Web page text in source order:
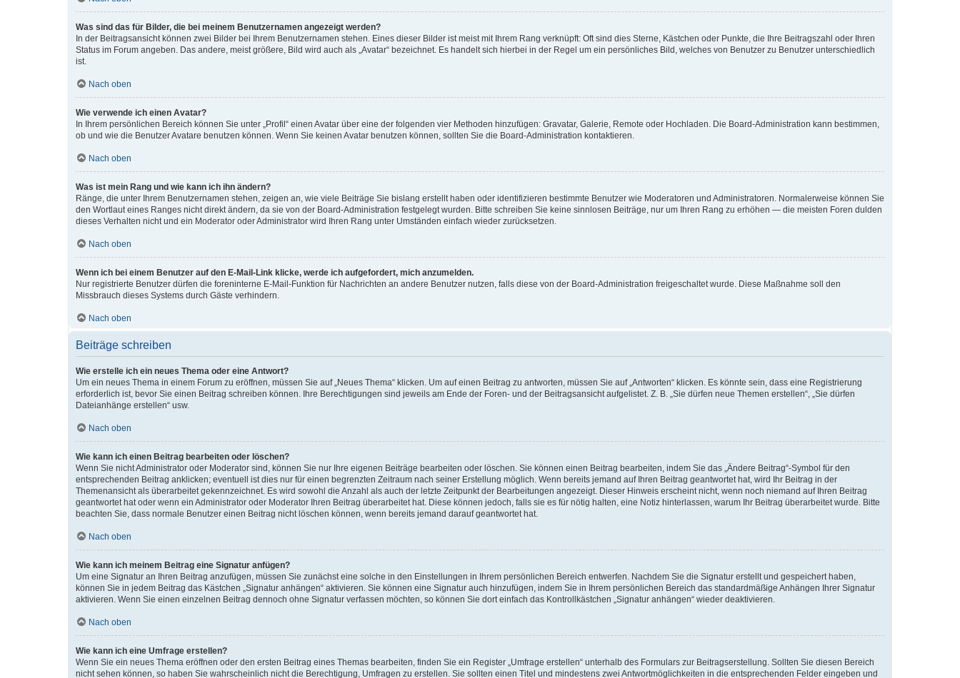
Was sind das für Bilder, die bei meinem Benutzernamen angezeigt werden?
In der Beitragsansicht können zwei Bilder bei Ihrem Benutzernamen stehen. Eines dieser Bilder ist meist mit Ihrem Rang verknüpft: Oft sind dies Sterne, Kästchen oder Punkte, die Ihre Beitragszahl oder Ihren
Status im Forum angeben. Das andere, meist größere, Bild wird auch als „Avatar“ bezeichnet. Es handelt sich hierbei in der Regel um ein persönliches Bild, welches von Benutzer zu Benutzer unterschiedlich
ist.
Nach oben
Wie verwende ich einen Avatar?
In Ihrem persönlichen Bereich können Sie unter „Profil“ einen Avatar über eine der folgenden vier Methoden hinzufügen: Gravatar, Galerie, Remote oder Hochladen. Die Board-Administration kann bestimmen,
ob und wie die Benutzer Avatare benutzen können. Wenn Sie keinen Avatar benutzen können, sollten Sie die Board-Administration kontaktieren.
Nach oben
Was ist mein Rang und wie kann ich ihn ändern?
Ränge, die unter Ihrem Benutzernamen stehen, zeigen an, wie viele Beiträge Sie bislang erstellt haben oder identifizieren bestimmte Benutzer wie Moderatoren und Administratoren. Normalerweise können Sie
den Wortlaut eines Ranges nicht direkt ändern, da sie von der Board-Administration festgelegt wurden. Bitte schreiben Sie keine sinnlosen Beiträge, nur um Ihren Rang zu erhöhen — die meisten Foren dulden
dieses Verhalten nicht und ein Moderator oder Administrator wird Ihren Rang unter Umständen einfach wieder zurücksetzen.
Nach oben
Wenn ich bei einem Benutzer auf den E-Mail-Link klicke, werde ich aufgefordert, mich anzumelden.
Nur registrierte Benutzer dürfen die foreninterne E-Mail-Funktion für Nachrichten an andere Benutzer nutzen, falls diese von der Board-Administration freigeschaltet wurde. Diese Maßnahme soll den
Missbrauch dieses Systems durch Gäste verhindern.
Nach oben
Beiträge schreiben
Wie erstelle ich ein neues Thema oder eine Antwort?
Um ein neues Thema in einem Forum zu eröffnen, müssen Sie auf „Neues Thema“ klicken. Um auf einen Beitrag zu antworten, müssen Sie auf „Antworten“ klicken. Es könnte sein, dass eine Registrierung
erforderlich ist, bevor Sie einen Beitrag schreiben können. Ihre Berechtigungen sind jeweils am Ende der Foren- und der Beitragsansicht aufgelistet. Z. B. „Sie dürfen neue Themen erstellen“, „Sie dürfen
Dateianhänge erstellen“ usw.
Nach oben
Wie kann ich einen Beitrag bearbeiten oder löschen?
Wenn Sie nicht Administrator oder Moderator sind, können Sie nur Ihre eigenen Beiträge bearbeiten oder löschen. Sie können einen Beitrag bearbeiten, indem Sie das „Ändere Beitrag“-Symbol für den
entsprechenden Beitrag anklicken; eventuell ist dies nur für einen begrenzten Zeitraum nach seiner Erstellung möglich. Wenn bereits jemand auf Ihren Beitrag geantwortet hat, wird Ihr Beitrag in der
Themenansicht als überarbeitet gekennzeichnet. Es wird sowohl die Anzahl als auch der letzte Zeitpunkt der Bearbeitungen angezeigt. Dieser Hinweis erscheint nicht, wenn noch niemand auf Ihren Beitrag
geantwortet hat oder wenn ein Administrator oder Moderator Ihren Beitrag überarbeitet hat. Diese können jedoch, falls sie es für nötig halten, eine Notiz hinterlassen, warum Ihr Beitrag überarbeitet wurde. Bitte
beachten Sie, dass normale Benutzer einen Beitrag nicht löschen können, wenn bereits jemand darauf geantwortet hat.
Nach oben
Wie kann ich meinem Beitrag eine Signatur anfügen?
Um eine Signatur an Ihren Beitrag anzufügen, müssen Sie zunächst eine solche in den Einstellungen in Ihrem persönlichen Bereich entwerfen. Nachdem Sie die Signatur erstellt und gespeichert haben,
können Sie in jedem Beitrag das Kästchen „Signatur anhängen“ aktivieren. Sie können eine Signatur auch hinzufügen, indem Sie in Ihrem persönlichen Bereich das standardmäßige Anhängen Ihrer Signatur
aktivieren. Wenn Sie einen einzelnen Beitrag dennoch ohne Signatur verfassen möchten, so können Sie dort einfach das Kontrollkästchen „Signatur anhängen“ wieder deaktivieren.
Nach oben
Wie kann ich eine Umfrage erstellen?
Wenn Sie ein neues Thema eröffnen oder den ersten Beitrag eines Themas bearbeiten, finden Sie ein Register „Umfrage erstellen“ unterhalb des Formulars zur Beitragserstellung. Sollten Sie diesen Bereich
nicht sehen können, so haben Sie wahrscheinlich nicht die Berechtigung, Umfragen zu erstellen. Sie sollten einen Titel und mindestens zwei Antwortmöglichkeiten in die entsprechenden Felder eingeben und